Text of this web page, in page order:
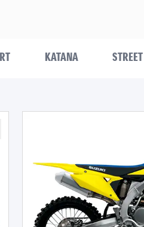
KATANA STREET